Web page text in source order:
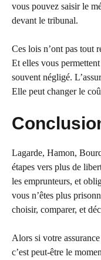
vous pouvez saisir le
devant le tribunal.
Ces lois n’ont pas tout
Et elles vous
souvent négligé.
Elle peut changer le
Lagarde, Hamon,
étapes vers plus de
les emprunteurs, et
vous n’êtes plus
choisir, comparer, et
Alors si votre
c’est peut-être le